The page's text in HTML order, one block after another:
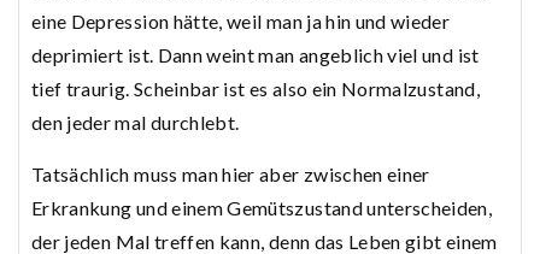
eine Depression hätte, weil man ja hin und wieder
deprimiert ist. Dann weint man angeblich viel und ist
tief traurig. Scheinbar ist es also ein Normalzustand,
den jeder mal durchlebt.
Tatsächlich muss man hier aber zwischen einer
Erkrankung und einem Gemütszustand unterscheiden,
der jeden Mal treffen kann, denn das Leben gibt einem